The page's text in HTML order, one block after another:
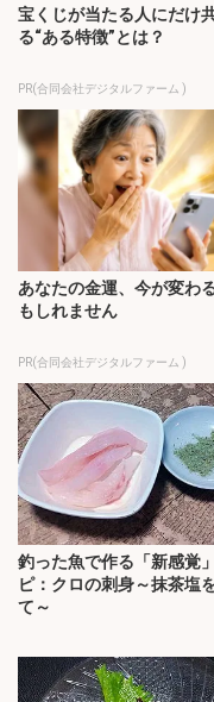
宝くじが当たる人にだけ
る“ある特徴”とは？
PR(合同会社デジタルファーム )
あなたの金運、今が変わ
もしれません
PR(合同会社デジタルファーム )
釣った魚で作る「新感覚
ピ：クロの刺身～抹茶塩
て～